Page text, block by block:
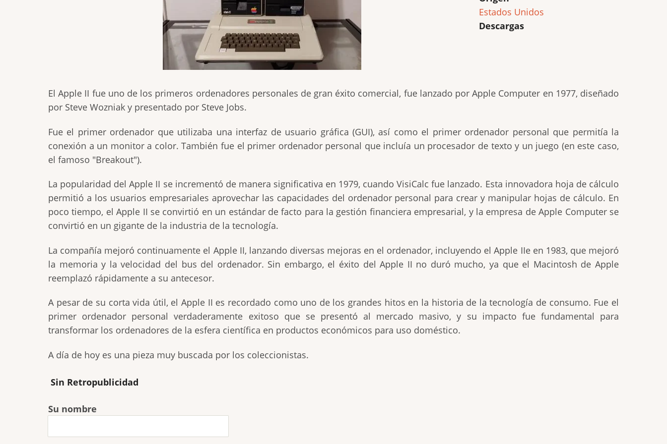
Estados Unidos
Descargas
El Apple II fue uno de los primeros ordenadores personales de gran éxito comercial, fue lanzado por Apple Computer en 1977, diseñado
por Steve Wozniak y presentado por Steve Jobs.
Fue el primer ordenador que utilizaba una interfaz de usuario gráfica (GUI), así como el primer ordenador personal que permitía la
conexión a un monitor a color. También fue el primer ordenador personal que incluía un procesador de texto y un juego (en este caso,
el famoso "Breakout").
La popularidad del Apple II se incrementó de manera significativa en 1979, cuando VisiCalc fue lanzado. Esta innovadora hoja de cálculo
permitió a los usuarios empresariales aprovechar las capacidades del ordenador personal para crear y manipular hojas de cálculo. En
poco tiempo, el Apple II se convirtió en un estándar de facto para la gestión financiera empresarial, y la empresa de Apple Computer se
convirtió en un gigante de la industria de la tecnología.
La compañía mejoró continuamente el Apple II, lanzando diversas mejoras en el ordenador, incluyendo el Apple IIe en 1983, que mejoró
la memoria y la velocidad del bus del ordenador. Sin embargo, el éxito del Apple II no duró mucho, ya que el Macintosh de Apple
reemplazó rápidamente a su antecesor.
A pesar de su corta vida útil, el Apple II es recordado como uno de los grandes hitos en la historia de la tecnología de consumo. Fue el
primer ordenador personal verdaderamente exitoso que se presentó al mercado masivo, y su impacto fue fundamental para
transformar los ordenadores de la esfera científica en productos económicos para uso doméstico.
A día de hoy es una pieza muy buscada por los coleccionistas.
Sin Retropublicidad
Su nombre